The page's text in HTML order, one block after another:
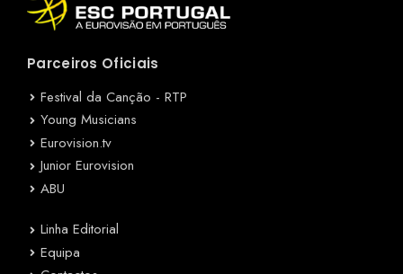
Parceiros Oficiais
Festival da Canção - RTP
Young Musicians
Eurovision.tv
Junior Eurovision
ABU
Linha Editorial
Equipa